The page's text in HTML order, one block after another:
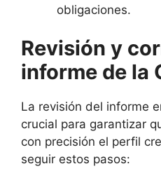
obligaciones.
Revisión y
informe de la
La revisión del informe
crucial para garantizar
con precisión el perfil
seguir estos pasos: